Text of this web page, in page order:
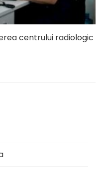
centrului radiologic